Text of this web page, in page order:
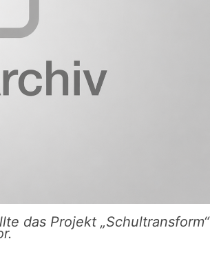
das Projekt „Schultransform“